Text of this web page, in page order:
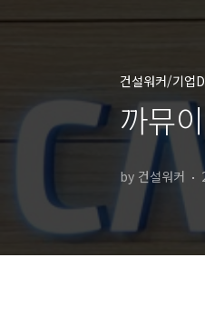
건설워커/기업
까뮤
by 건설워커